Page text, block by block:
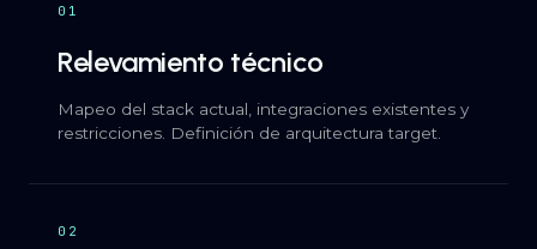
01
Relevamiento técnico
Mapeo del stack actual, integraciones existentes y
restricciones. Definición de arquitectura target.
02